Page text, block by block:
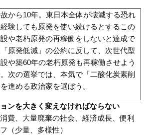
から10年。東日本全体が壊滅する恐れ
験しても原発を使い続けるとするこの
や老朽原発の再稼働をしないと達成で
原発低減」の公約に反して、次世代型
や築60年の老朽原発も再稼働させよう
次の選挙では、本気で「二酸化炭素削
進める政治家を選ぼう。
ンを大きく変えなければならない
費、大量廃棄の社会、経済成長、便利
（少量、多様性）